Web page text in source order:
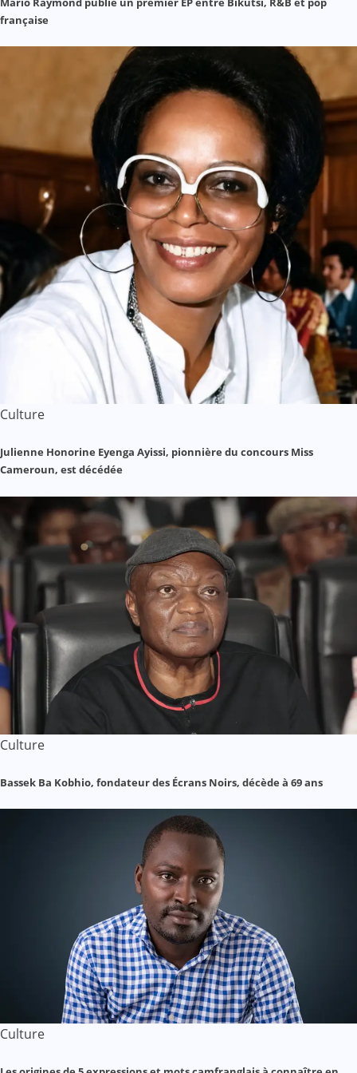
française
Culture
Julienne Honorine Eyenga Ayissi, pionnière du concours Miss
Cameroun, est décédée
Culture
Bassek Ba Kobhio, fondateur des Écrans Noirs, décède à 69 ans
Culture